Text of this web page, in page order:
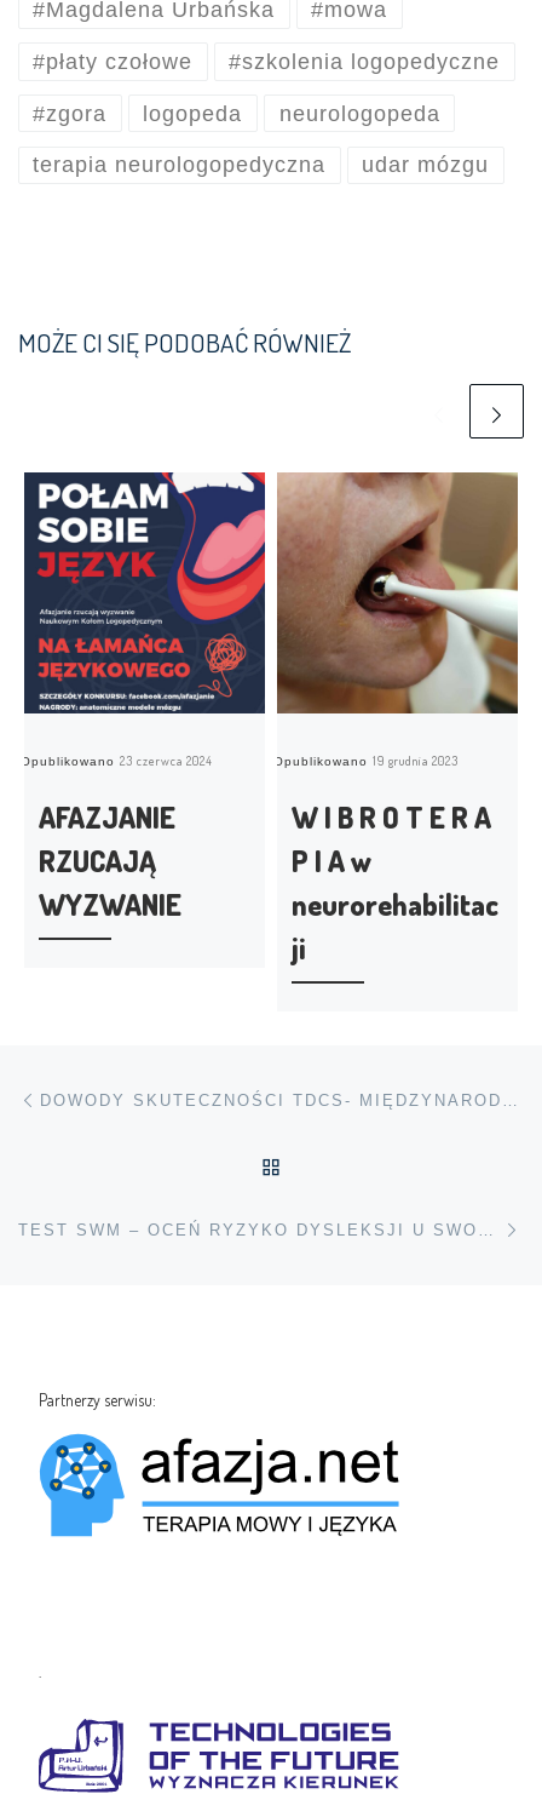
#Magdalena Urbańska #mowa
#płaty czołowe #szkolenia logopedyczne
#zgora logopeda neurologopeda
terapia neurologopedyczna udar mózgu
MOŻE CI SIĘ PODOBAĆ RÓWNIEŻ
Opublikowano 23 czerwca 2024
AFAZJANIE
RZUCAJĄ
WYZWANIE
Opublikowano 19 grudnia 2023
W I B R O T E R A
P I A w
neurorehabilitac
ji
Przeglądanie Wpisów
Partnerzy serwisu: